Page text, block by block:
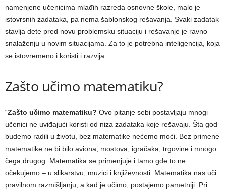
namenjene učenicima mlađih razreda osnovne škole, malo je
istovrsnih zadataka, pa nema šablonskog rešavanja. Svaki zadatak
stavlja dete pred novu problemsku situaciju i rešavanje je ravno
snalaženju u novim situacijama. Za to je potrebna inteligencija, koja
se istovremeno i koristi i razvija.
Zašto učimo matematiku?
“Zašto učimo matematiku? Ovo pitanje sebi postavljaju mnogi
učenici ne uviđajući koristi od niza zadataka koje rešavaju. Šta god
budemo radili u životu, bez matematike nećemo moći. Bez primene
matematike ne bi bilo aviona, mostova, igračaka, trgovine i mnogo
čega drugog. Matematika se primenjuje i tamo gde to ne
očekujemo – u slikarstvu, muzici i književnosti. Matematika nas uči
pravilnom razmišljanju, a kad je učimo, postajemo pametniji. Pri